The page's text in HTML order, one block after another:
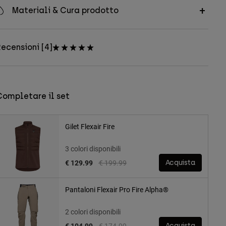
Materiali & Cura prodotto
[4]
il set
Gilet Flexair Fire
3 colori disponibili
Price reduced from
€ 199.99to
€ 129.99 Acquista
Pantaloni Flexair Pro Fire Alpha®
2 colori disponibili